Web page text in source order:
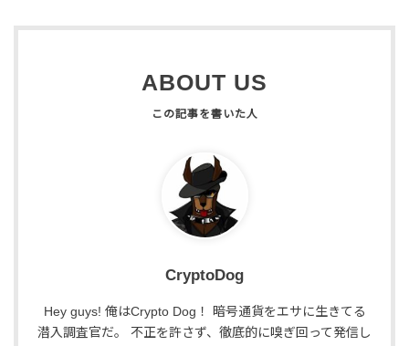
ABOUT US
CryptoDog
Hey guys! 俺はCrypto Dog！ 暗号通貨をエサに生きてる
潜入調査官だ。 不正を許さず、徹底的に嗅ぎ回って発信し